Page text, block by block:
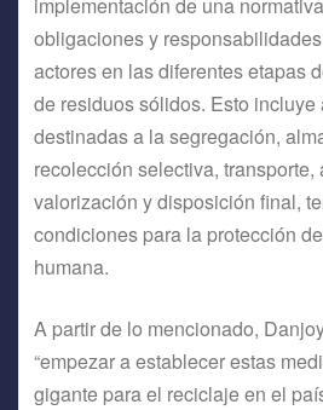
obligaciones y
actores en las diferentes etapas
de residuos sólidos. Esto incluye
destinadas a la segregación,
recolección selectiva,
valorización y disposición final,
condiciones para la protección
humana.
A partir de lo mencionado,
“empezar a establecer estas
gigante para el reciclaje en el